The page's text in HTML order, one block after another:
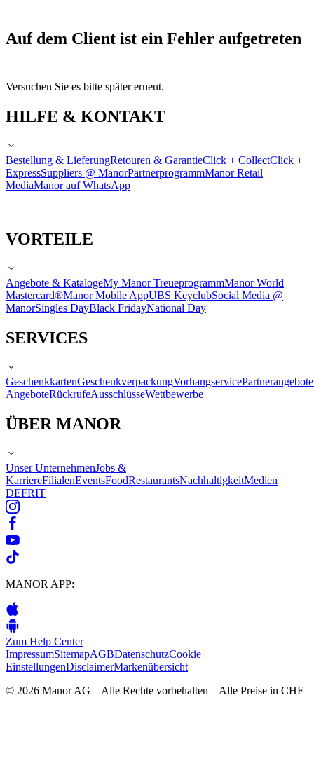
Auf dem Client ist ein Fehler aufgetreten
Versuchen Sie es bitte später erneut.
HILFE & KONTAKT
Bestellung & LieferungRetouren & GarantieClick + CollectClick +
ExpressSuppliers @ ManorPartnerprogrammManor Retail
MediaManor auf WhatsApp
VORTEILE
Angebote & KatalogeMy Manor TreueprogrammManor World
Mastercard®Manor Mobile AppUBS KeyclubSocial Media @
ManorSingles DayBlack FridayNational Day
SERVICES
GeschenkkartenGeschenkverpackungVorhangservicePartnerangebote
AngeboteRückrufeAusschlüsseWettbewerbe
ÜBER MANOR
Unser UnternehmenJobs &
KarriereFilialenEventsFoodRestaurantsNachhaltigkeitMedien
DEFRIT
MANOR APP:
Zum Help Center
ImpressumSitemapAGBDatenschutzCookie
EinstellungenDisclaimerMarkenübersicht–
© 2026 Manor AG – Alle Rechte vorbehalten – Alle Preise in CHF